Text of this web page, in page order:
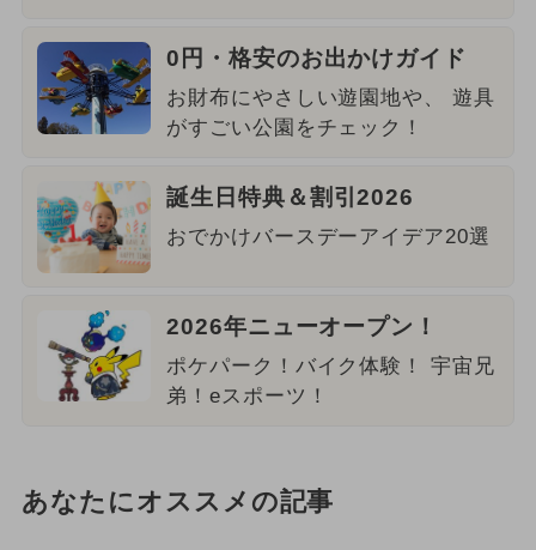
0円・格安のお出かけガイド
お財布にやさしい遊園地や、 遊具
がすごい公園をチェック！
誕生日特典＆割引2026
おでかけバースデーアイデア20選
2026年ニューオープン！
ポケパーク！バイク体験！ 宇宙兄
弟！eスポーツ！
あなたにオススメの記事